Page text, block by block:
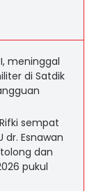
meninggal
di Satdik
sempat
Esnawan
dan
pukul